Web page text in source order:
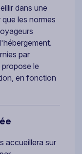
dans une
les normes
par
le
en fonction
accueillera sur